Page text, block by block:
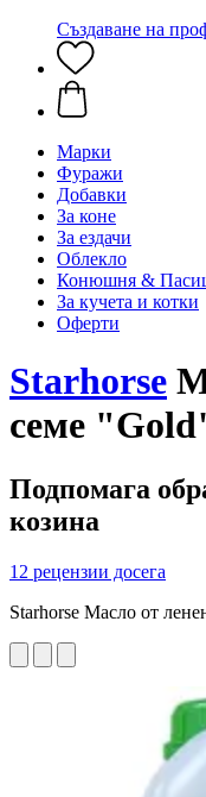
Създаване на
Марки
Фуражи
Добавки
За коне
За ездачи
Облекло
Конюшня &
За кучета и котки
Оферти
Starhorse
семе
Подпомага
козина
12 рецензии досега
Starhorse Масло от